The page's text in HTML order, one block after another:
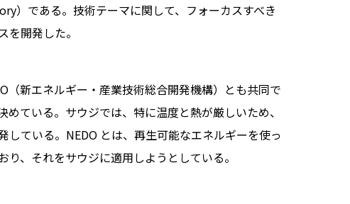
）である。技術テーマに関して、フォーカスすべき
開発した。
（新エネルギー・産業技術総合開発機構）とも共同で
ている。サウジでは、特に温度と熱が厳しいため、
ている。NEDO とは、再生可能なエネルギーを使っ
、それをサウジに適用しようとしている。